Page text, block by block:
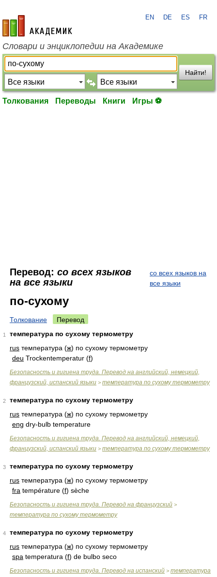
academic.ru
EN DE ES FR
Словари и энциклопедии на Академике
Найти!
Толкования Переводы Книги Игры ⚽
Перевод: со всех языков
на все языки
со всех языков на
все языки
по-сухому
Толкование Перевод
1
температура по сухому термометру
rus температура (ж) по сухому термометру
deu Trockentemperatur (f)
Безопасность и гигиена труда. Перевод на английский, немецкий,
французский, испанский языки > температура по сухому термометру
2
температура по сухому термометру
rus температура (ж) по сухому термометру
eng dry-bulb temperature
Безопасность и гигиена труда. Перевод на английский, немецкий,
французский, испанский языки > температура по сухому термометру
3
температура по сухому термометру
rus температура (ж) по сухому термометру
fra température (f) sèche
Безопасность и гигиена труда. Перевод на французский >
температура по сухому термометру
4
температура по сухому термометру
rus температура (ж) по сухому термометру
spa temperatura (f) de bulbo seco
Безопасность и гигиена труда. Перевод на испанский > температура